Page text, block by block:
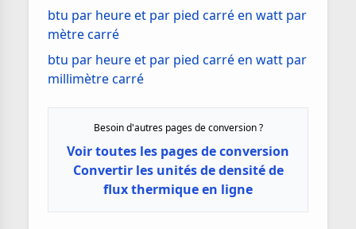
btu par heure et par pied carré en watt par
mètre carré
btu par heure et par pied carré en watt par
millimètre carré
Besoin d'autres pages de conversion ?
Voir toutes les pages de conversion
Convertir les unités de densité de
flux thermique en ligne